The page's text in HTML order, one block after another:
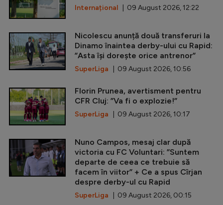
Internațional | 09 August 2026, 12:22
Nicolescu anunță două transferuri la
Dinamo înaintea derby-ului cu Rapid:
”Asta își dorește orice antrenor”
SuperLiga | 09 August 2026, 10:56
Florin Prunea, avertisment pentru
CFR Cluj: ”Va fi o explozie!”
SuperLiga | 09 August 2026, 10:17
Nuno Campos, mesaj clar după
victoria cu FC Voluntari: ”Suntem
departe de ceea ce trebuie să
facem în viitor” + Ce a spus Cîrjan
despre derby-ul cu Rapid
SuperLiga | 09 August 2026, 00:15